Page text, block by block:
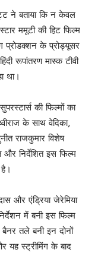
ने बताया कि न केवल
ममूटी की हिट फिल्म
प्रोडक्शन के प्रोड्यूसर
रूपांतरण मास्क टीवी
था।
की फिल्मों का
के साथ वेदिका,
राजकुमार विशेष
निर्देशित इस फिल्म
और एंड्रिया जेरेमिया
में बनी इस फिल्म
तले बनी इन दोनों
यह स्ट्रीमिंग के बाद